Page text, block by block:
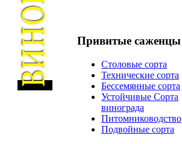
Привитые саженцы
Столовые сорта
Технические сорта
Бессемянные сорта
Устойчивые Сорта
винограда
Питомниководство
Подвойные сорта